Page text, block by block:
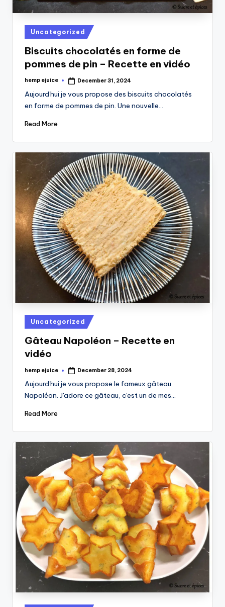
Posted
in
Uncategorized
Biscuits chocolatés en forme de
pommes de pin – Recette en vidéo
Posted
hemp ejuice December 31, 2024
Aujourd'hui je vous propose des biscuits chocolatés
en forme de pommes de pin. Une nouvelle…
Read More
Posted
in
Uncategorized
Gâteau Napoléon – Recette en
vidéo
Posted
hemp ejuice December 28, 2024
Aujourd'hui je vous propose le fameux gâteau
Napoléon. J'adore ce gâteau, c'est un de mes…
Read More